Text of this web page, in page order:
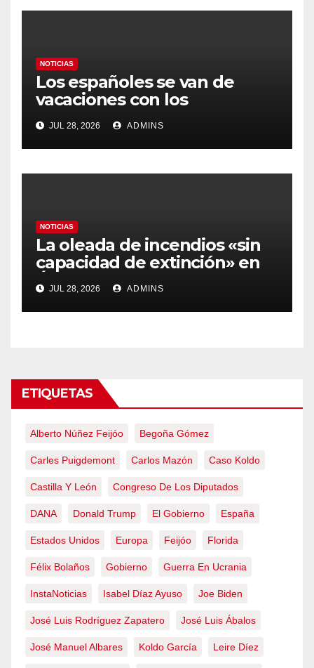
NOTICIAS
Los españoles se van de
vacaciones con los
carburantes hasta un 21%
más caros que el año pasado
y los hoteles disparados
JUL 28, 2026 ADMINS
NOTICIAS
La oleada de incendios «sin
capacidad de extinción» en
Ávila y al oeste de Madrid
obliga a declarar la
emergencia nacional
JUL 28, 2026 ADMINS
ETIQUETAS
Alberto Núñez Feijóo Begoña Gómez
Carles Puigdemont Carlos Mazón Caso Koldo
Castilla Y León Congreso De Los Diputados
DANA Donald Trump El Gobierno España
Estados Unidos Europa Feijóo Florida
Félix Bolaños Gobierno Guerra En Ucrania
InstaNoticias Isabel Díaz Ayuso Joe Biden
José Luis Rodríguez Zapatero José Luis Ábalos
José Manuel Albares Koldo García Leire Díez